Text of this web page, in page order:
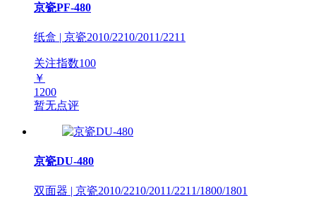
京瓷PF-480
纸盒 | 京瓷2010/2210/2011/2211
关注指数100
￥
1200
暂无点评
京瓷DU-480
双面器 | 京瓷2010/2210/2011/2211/1800/1801